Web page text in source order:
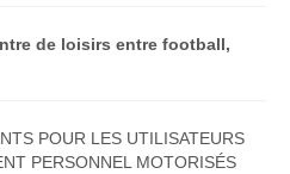
de loisirs entre football,
POUR LES UTILISATEURS
PERSONNEL MOTORISÉS